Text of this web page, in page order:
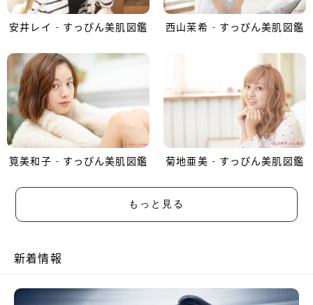
安井レイ - すっぴん美肌図鑑 西山茉希 - すっぴん美肌図鑑
筧美和子 - すっぴん美肌図鑑 菊地亜美 - すっぴん美肌図鑑
もっと見る
新着情報